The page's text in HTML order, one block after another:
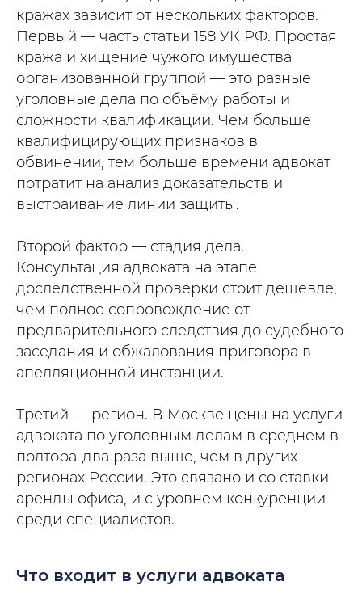
кражах зависит от нескольких факторов.
Первый — часть статьи 158 УК РФ. Простая
кража и хищение чужого имущества
организованной группой — это разные
уголовные дела по объёму работы и
сложности квалификации. Чем больше
квалифицирующих признаков в
обвинении, тем больше времени адвокат
потратит на анализ доказательств и
выстраивание линии защиты.
Второй фактор — стадия дела.
Консультация адвоката на этапе
доследственной проверки стоит дешевле,
чем полное сопровождение от
предварительного следствия до судебного
заседания и обжалования приговора в
апелляционной инстанции.
Третий — регион. В Москве цены на услуги
адвоката по уголовным делам в среднем в
полтора-два раза выше, чем в других
регионах России. Это связано и со ставки
аренды офиса, и с уровнем конкуренции
среди специалистов.
Что входит в услуги адвоката